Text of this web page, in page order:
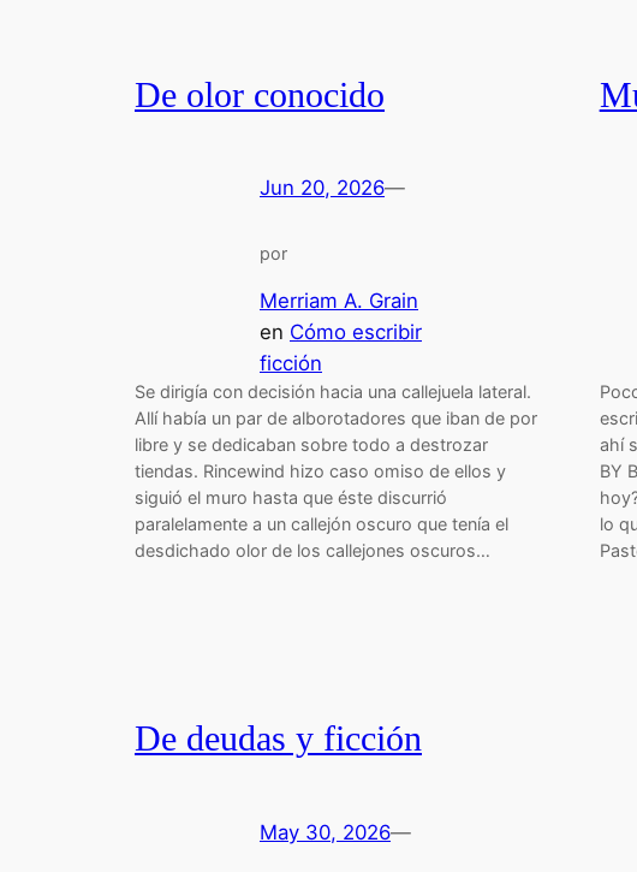
De olor conocido
Jun 20, 2026—
por
Merriam A. Grain
en Cómo escribir
ficción
Se dirigía con decisión hacia una callejuela lateral.
Allí había un par de alborotadores que iban de por
libre y se dedicaban sobre todo a destrozar
tiendas. Rincewind hizo caso omiso de ellos y
siguió el muro hasta que éste discurrió
paralelamente a un callejón oscuro que tenía el
desdichado olor de los callejones oscuros…
ahí
BY
lo
De deudas y ficción
May 30, 2026—